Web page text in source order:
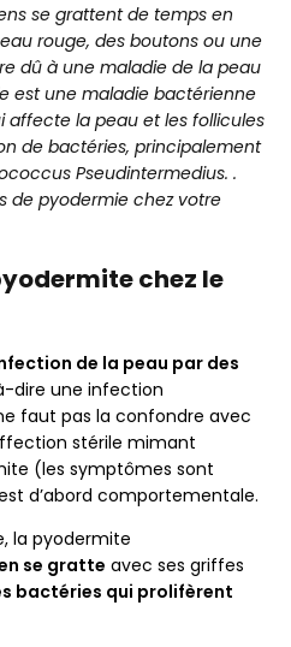
du chien
est-elle contagieuse
chien est-elle considérée
se grattent de temps en
rouge, des boutons ou une
dû à une maladie de la peau
est une maladie bactérienne
affecte la peau et les follicules
de bactéries, principalement
Pseudintermedius. .
de pyodermie chez votre
chez le
de la peau par des
dire une infection
faut pas la confondre avec
stérile mimant
(les symptômes sont
d’abord comportementale.
la pyodermite
se gratte avec ses griffes
bactéries qui prolifèrent